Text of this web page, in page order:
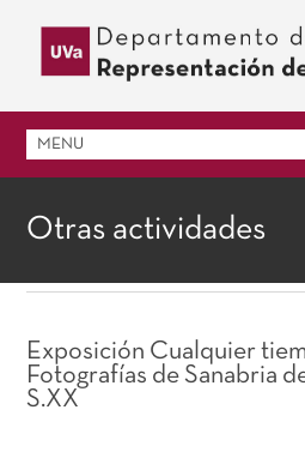
Otras actividades
Exposición Cualquier
Fotografías de Sanabria
S.XX